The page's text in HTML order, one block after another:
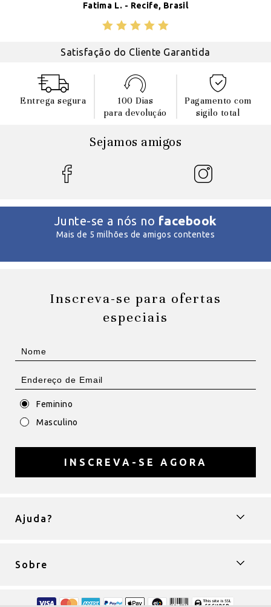
Fatima L. - Recife, Brasil
Satisfação do Cliente Garantida
Entrega segura
100 Dias
para devoluçáo
Pagamento com
sigilo total
Sejamos amigos
Junte-se a nós no facebook
Mais de 5 milhões de amigos contentes
Inscreva-se para ofertas
especiais
Feminino
Masculino
INSCREVA-SE AGORA
Ajuda?
Sobre